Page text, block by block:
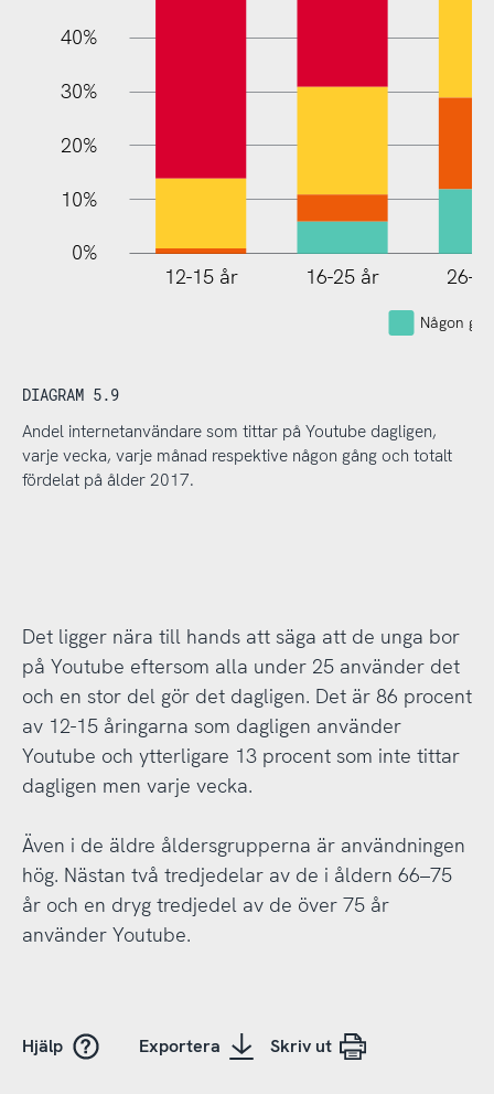
40%
30%
20%
10%
0%
12-15 år 16-25 år 26-
Någon
DIAGRAM 5.9
Andel internetanvändare som tittar på Youtube dagligen,
varje vecka, varje månad respektive någon gång och totalt
fördelat på ålder 2017.
Det ligger nära till hands att säga att de unga bor
på Youtube eftersom alla under 25 använder det
och en stor del gör det dagligen. Det är 86 procent
av 12-15 åringarna som dagligen använder
Youtube och ytterligare 13 procent som inte tittar
dagligen men varje vecka.
Även i de äldre åldersgrupperna är användningen
hög. Nästan två tredjedelar av de i åldern 66–75
år och en dryg tredjedel av de över 75 år
använder Youtube.
Hjälp Exportera Skriv ut